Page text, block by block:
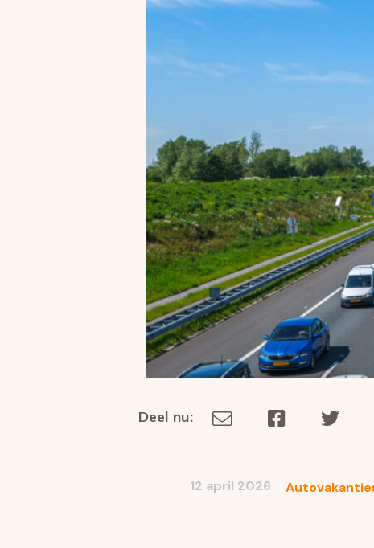
Deel
Deel nu:
mail
12 april 2026